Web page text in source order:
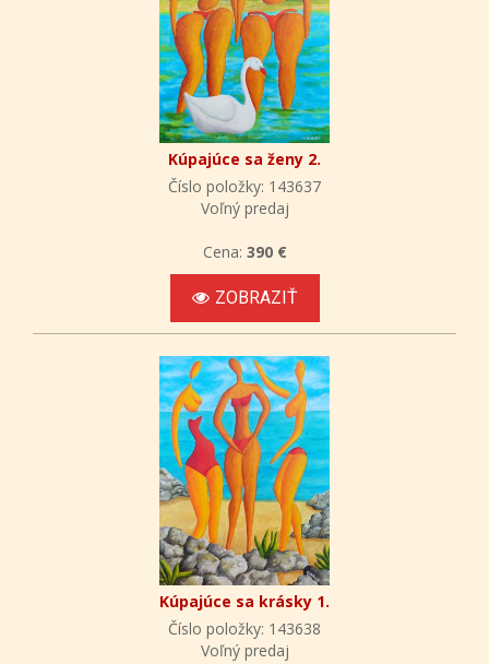
Kúpajúce sa ženy 2.
Číslo položky: 143637
Voľný predaj
Cena: 390 €
ZOBRAZIŤ
Kúpajúce sa krásky 1.
Číslo položky: 143638
Voľný predaj